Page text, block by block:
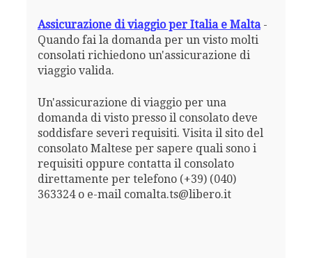
Assicurazione di viaggio per Italia e Malta-
Quando fai la domanda per un visto molti
consolati richiedono un'assicurazione di
viaggio valida.
Un'assicurazione di viaggio per una
domanda di visto presso il consolato deve
soddisfare severi requisiti. Visita il sito del
consolato Maltese per sapere quali sono i
requisiti oppure contatta il consolato
direttamente per telefono (+39) (040)
363324 o e-mail comalta.ts@libero.it